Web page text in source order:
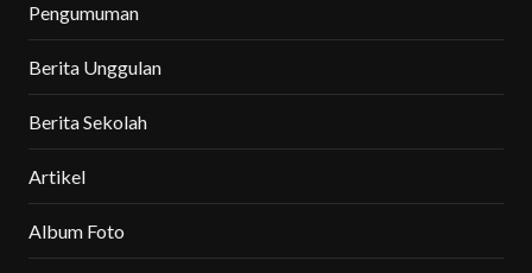
Pengumuman
Berita Unggulan
Berita Sekolah
Artikel
Album Foto